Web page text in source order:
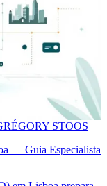
STOOS
— Guia Especialista